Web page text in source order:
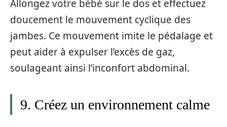
Allongez votre bébé sur le dos et effectuez
doucement le mouvement cyclique des
jambes. Ce mouvement imite le pédalage et
peut aider à expulser l’excès de gaz,
soulageant ainsi l’inconfort abdominal.
9. Créez un environnement calme